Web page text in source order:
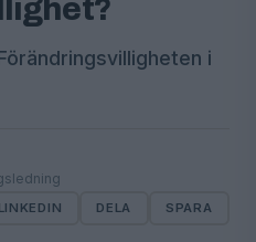
i
LINKEDIN DELA SPARA